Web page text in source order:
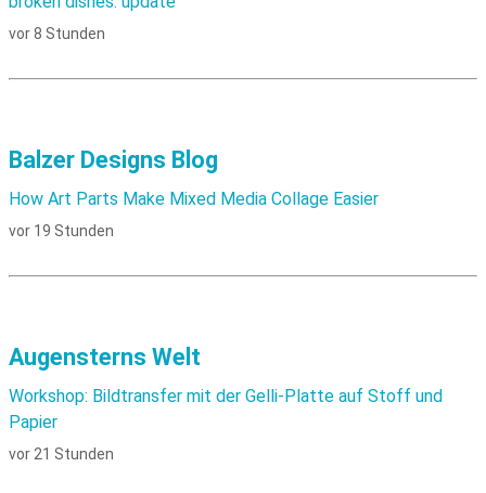
vor 8 Stunden
Balzer Designs Blog
How Art Parts Make Mixed Media Collage Easier
vor 19 Stunden
Augensterns Welt
Workshop: Bildtransfer mit der Gelli-Platte auf Stoff und
Papier
vor 21 Stunden